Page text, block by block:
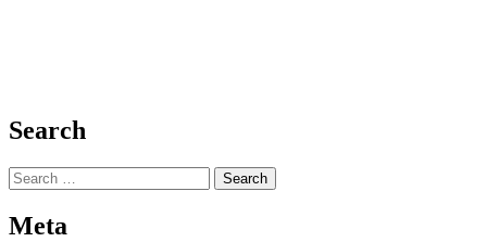
Search
Search
for:
Meta